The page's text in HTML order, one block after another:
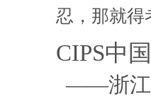
忍，那就得
CIPS中
——浙江